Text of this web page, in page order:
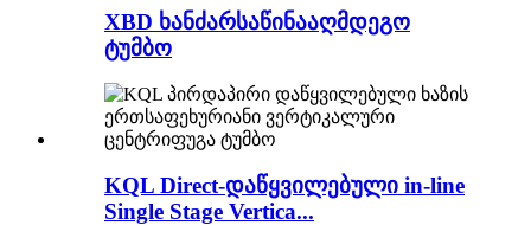
XBD ხანძარსაწინააღმდეგო
ტუმბო
KQL Direct-დაწყვილებული in-line
Single Stage Vertica...